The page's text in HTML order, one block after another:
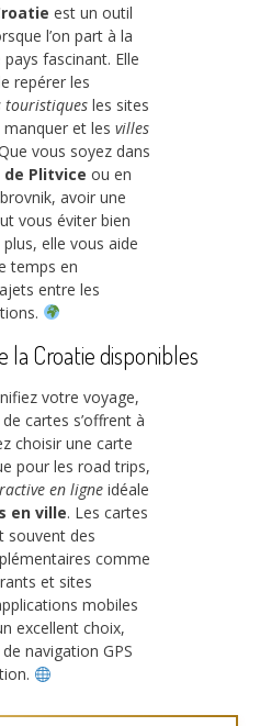
est un outil
l’on part à la
fascinant. Elle
repérer les
touristiques les sites
et les villes
vous soyez dans
Plitvice ou en
avoir une
vous éviter bien
elle vous aide
temps en
entre les
la Croatie disponibles
votre voyage,
cartes s’offrent à
choisir une carte
pour les road trips,
en ligne idéale
en ville. Les cartes
souvent des
comme
et sites
mobiles
excellent choix,
navigation GPS